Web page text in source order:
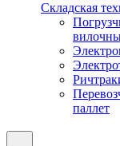
Складская
паллет